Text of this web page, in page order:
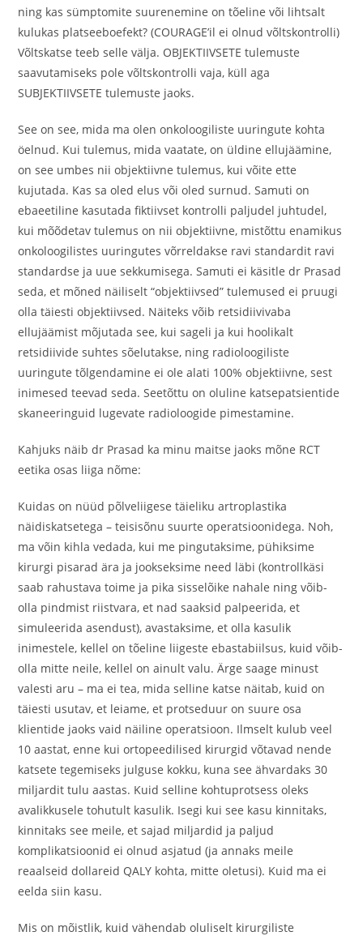
ning kas sümptomite suurenemine on tõeline või lihtsalt
kulukas platseeboefekt? (COURAGE’il ei olnud võltskontrolli)
Võltskatse teeb selle välja. OBJEKTIIVSETE tulemuste
saavutamiseks pole võltskontrolli vaja, küll aga
SUBJEKTIIVSETE tulemuste jaoks.
See on see, mida ma olen onkoloogiliste uuringute kohta
öelnud. Kui tulemus, mida vaatate, on üldine ellujäämine,
on see umbes nii objektiivne tulemus, kui võite ette
kujutada. Kas sa oled elus või oled surnud. Samuti on
ebaeetiline kasutada fiktiivset kontrolli paljudel juhtudel,
kui mõõdetav tulemus on nii objektiivne, mistõttu enamikus
onkoloogilistes uuringutes võrreldakse ravi standardit ravi
standardse ja uue sekkumisega. Samuti ei käsitle dr Prasad
seda, et mõned näiliselt “objektiivsed” tulemused ei pruugi
olla täiesti objektiivsed. Näiteks võib retsidiivivaba
ellujäämist mõjutada see, kui sageli ja kui hoolikalt
retsidiivide suhtes sõelutakse, ning radioloogiliste
uuringute tõlgendamine ei ole alati 100% objektiivne, sest
inimesed teevad seda. Seetõttu on oluline katsepatsientide
skaneeringuid lugevate radioloogide pimestamine.
Kahjuks näib dr Prasad ka minu maitse jaoks mõne RCT
eetika osas liiga nõme:
Kuidas on nüüd põlveliigese täieliku artroplastika
näidiskatsetega – teisisõnu suurte operatsioonidega. Noh,
ma võin kihla vedada, kui me pingutaksime, pühiksime
kirurgi pisarad ära ja jookseksime need läbi (kontrollkäsi
saab rahustava toime ja pika sisselõike nahale ning võib-
olla pindmist riistvara, et nad saaksid palpeerida, et
simuleerida asendust), avastaksime, et olla kasulik
inimestele, kellel on tõeline liigeste ebastabiilsus, kuid võib-
olla mitte neile, kellel on ainult valu. Ärge saage minust
valesti aru – ma ei tea, mida selline katse näitab, kuid on
täiesti usutav, et leiame, et protseduur on suure osa
klientide jaoks vaid näiline operatsioon. Ilmselt kulub veel
10 aastat, enne kui ortopeedilised kirurgid võtavad nende
katsete tegemiseks julguse kokku, kuna see ähvardaks 30
miljardit tulu aastas. Kuid selline kohtuprotsess oleks
avalikkusele tohutult kasulik. Isegi kui see kasu kinnitaks,
kinnitaks see meile, et sajad miljardid ja paljud
komplikatsioonid ei olnud asjatud (ja annaks meile
reaalseid dollareid QALY kohta, mitte oletusi). Kuid ma ei
eelda siin kasu.
Mis on mõistlik, kuid vähendab oluliselt kirurgiliste